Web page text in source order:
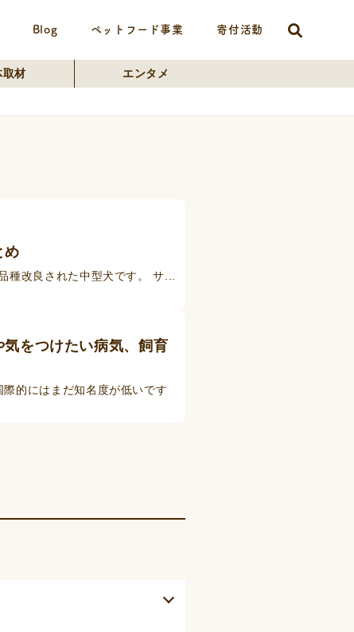
Blog ペットフード事業 寄付活動
取材 エンタメ
め
種改良された中型犬です。 サ...
をつけたい病気、飼育
的にはまだ知名度が低いです